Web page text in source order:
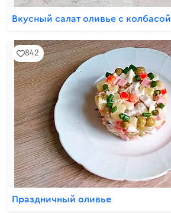
Вкусный салат оливье с колбасой
842
Праздничный оливье